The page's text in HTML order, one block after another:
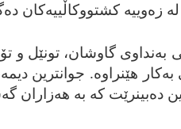
زه‌وییه‌ کشتووکاڵییه‌کان
به‌کار هێنراوه‌. جوانترین
ده‌بینرێت که‌ به‌ هه‌زاران